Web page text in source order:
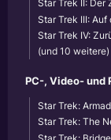
Star Trek II: Der
Star Trek III:
Star Trek IV:
(und 10 weitere)
PC-, Video- und
Star Trek:
Star Trek: The